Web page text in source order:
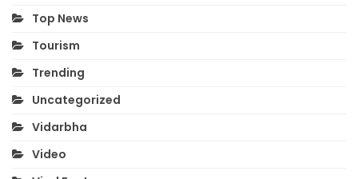
Top News
Tourism
Trending
Uncategorized
Vidarbha
Video